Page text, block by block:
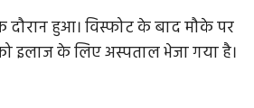
हुआ। विस्फोट के बाद मौके पर
इलाज के लिए अस्पताल भेजा गया है।